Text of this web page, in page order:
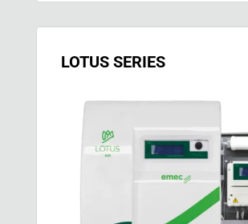
LOTUS SERIES